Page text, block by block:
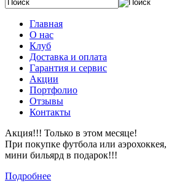
Главная
О нас
Клуб
Доставка и оплата
Гарантия и сервис
Акции
Портфолио
Отзывы
Контакты
Акция!!! Только в этом месяце!
При покупке футбола или аэрохоккея,
мини бильярд в подарок!!!
Подробнее